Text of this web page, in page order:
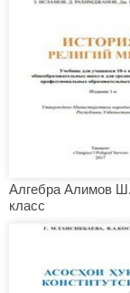
Алгебра Алимов
класс